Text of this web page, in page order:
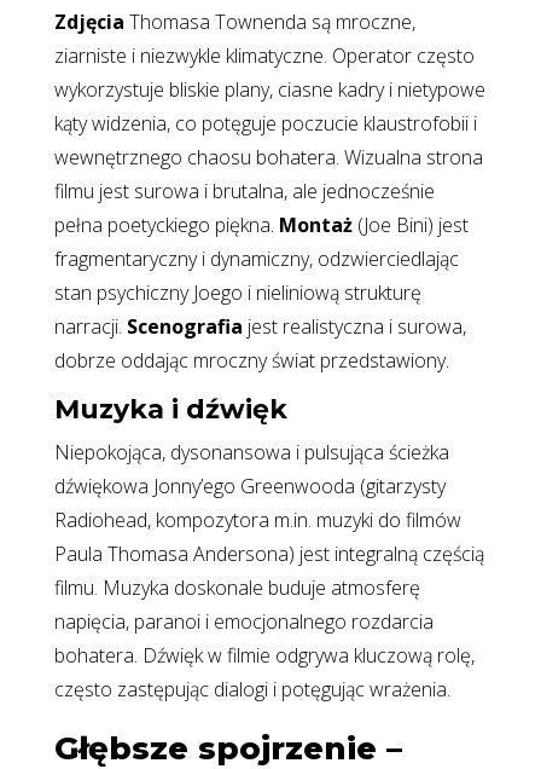
Zdjęcia Thomasa Townenda są mroczne,
ziarniste i niezwykle klimatyczne. Operator często
wykorzystuje bliskie plany, ciasne kadry i nietypowe
kąty widzenia, co potęguje poczucie klaustrofobii i
wewnętrznego chaosu bohatera. Wizualna strona
filmu jest surowa i brutalna, ale jednocześnie
pełna poetyckiego piękna. Montaż(Joe Bini) jest
fragmentaryczny i dynamiczny, odzwierciedlając
stan psychiczny Joego i nieliniową strukturę
narracji. Scenografia jest realistyczna i surowa,
dobrze oddając mroczny świat przedstawiony.
Muzyka i dźwięk
Niepokojąca, dysonansowa i pulsująca ścieżka
dźwiękowa Jonny’ego Greenwooda (gitarzysty
Radiohead, kompozytora m.in. muzyki do filmów
Paula Thomasa Andersona) jest integralną częścią
filmu. Muzyka doskonale buduje atmosferę
napięcia, paranoi i emocjonalnego rozdarcia
bohatera. Dźwięk w filmie odgrywa kluczową rolę,
często zastępując dialogi i potęgując wrażenia.
Głębsze spojrzenie –